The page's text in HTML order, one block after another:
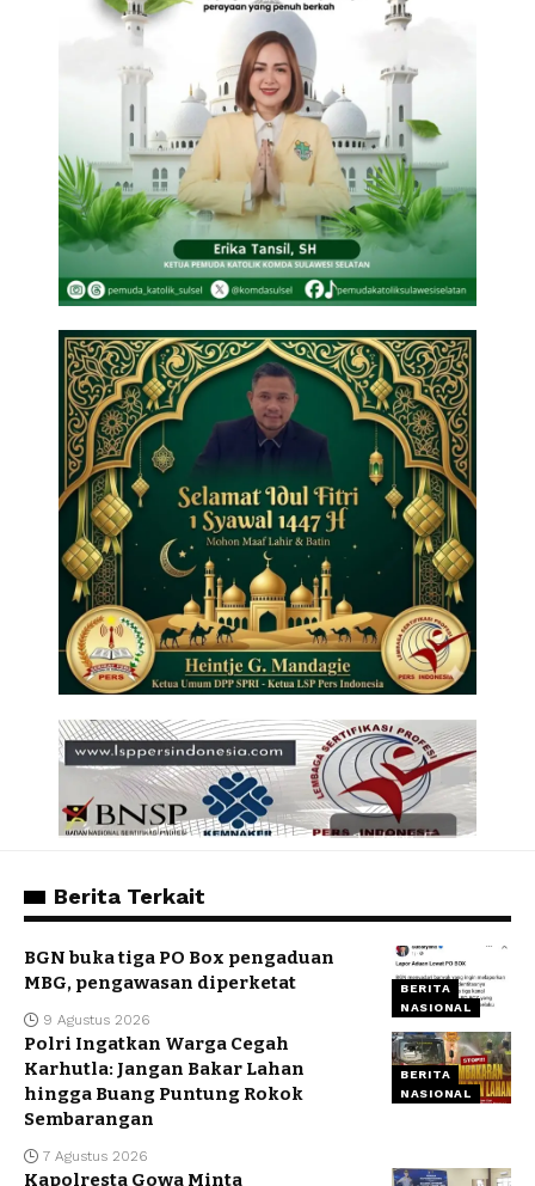
Berita Terkait
BERITA
NASIONAL
BGN buka tiga PO Box pengaduan
MBG, pengawasan diperketat
9 Agustus 2026
BERITA
NASIONAL
Polri Ingatkan Warga Cegah
Karhutla: Jangan Bakar Lahan
hingga Buang Puntung Rokok
Sembarangan
7 Agustus 2026
Kapolresta Gowa Minta